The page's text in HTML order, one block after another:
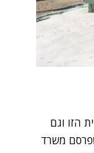
הזו וגם
ב-1.5 דולר בלבד, כפי שפרסם משרד